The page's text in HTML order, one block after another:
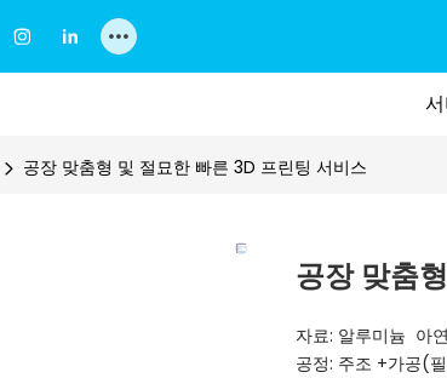
공장 맞춤형 및 절묘한 빠른 3D 프린팅 서비스
공장 맞춤
자료: 알루미늄 아
공정: 주조 +가공(